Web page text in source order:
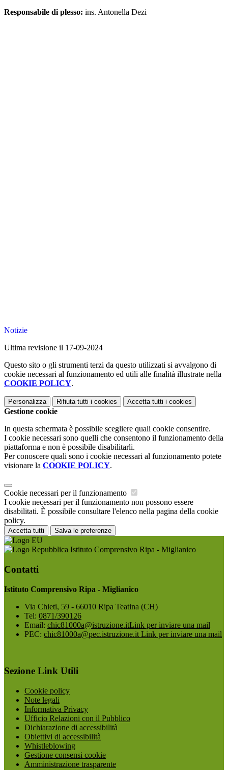
Responsabile di plesso: ins. Antonella Dezi
Notizie
Ultima revisione il 17-09-2024
Questo sito o gli strumenti terzi da questo utilizzati si avvalgono di
cookie necessari al funzionamento ed utili alle finalità illustrate nella
COOKIE POLICY.
Personalizza Rifiuta tutti i cookies Accetta tutti i cookies
Gestione cookie
In questa schermata è possibile scegliere quali cookie consentire.
I cookie necessari sono quelli che consentono il funzionamento della
piattaforma e non è possibile disabilitarli.
Per conoscere quali sono i cookie necessari al funzionamento potete
visionare la COOKIE POLICY.
Cookie necessari per il funzionamento
I cookie necessari per il funzionamento non possono essere
disabilitati. È possibile consultare l'elenco nella pagina della cookie
policy.
Accetta tutti Salva le preferenze
Istituto Comprensivo Ripa - Miglianico
Contatti
Istituto Comprensivo Ripa - Miglianico
Via Chieti, 59 - 66010 Ripa Teatina (CH)
Tel: 0871/390126
Email: chic81000a@istruzione.itLink per inviare una mail
PEC: chic81000a@pec.istruzione.it Link per inviare una mail
Sezione Link Utili
Cookie policy
Note legali
Informativa Privacy
Ufficio Relazioni con il Pubblico
Dichiarazione di accessibilità
Obiettivi di accessibilità
Whistleblowing
Gestione consensi cookie
Amministrazione trasparente